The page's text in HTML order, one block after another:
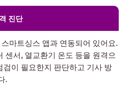
진단
마트싱스 앱과 연동되어 있어요.
센서, 열교환기 온도 등을 원격으
검이 필요한지 판단하고 기사 방
.